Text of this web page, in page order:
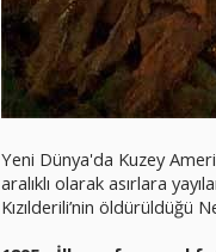
Yeni Dünya'da Kuzey
aralıklı olarak asırlara
Kızılderili’nin öldürüldüğü